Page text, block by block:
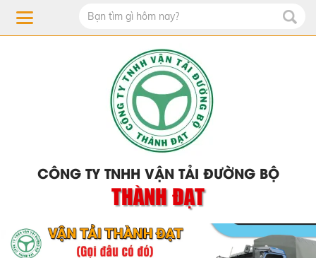
CÔNG TY TNHH VẬN TẢI ĐƯỜNG BỘ
THÀNH ĐẠT